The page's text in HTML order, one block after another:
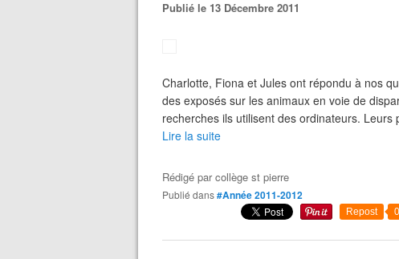
Publié le 13 Décembre 2011
Charlotte, Fiona et Jules ont répondu à nos
des exposés sur les animaux en voie de
recherches ils utilisent des ordinateurs. Leurs
Lire la suite
Rédigé parcollège st pierre
Publié dans#Année 2011-2012
Repost 0